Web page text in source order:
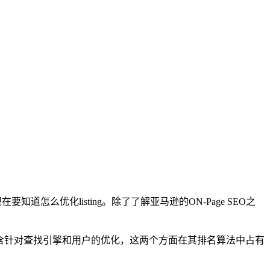
知道怎么优化listing。除了了解亚马逊的ON-Page SEO之
对查找引擎和用户的优化，这两个方面在其排名算法中占有